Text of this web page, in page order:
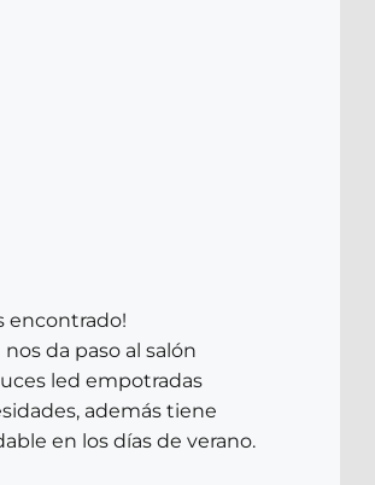
encontrado!
da paso al salón
led empotradas
además tiene
en los días de verano.